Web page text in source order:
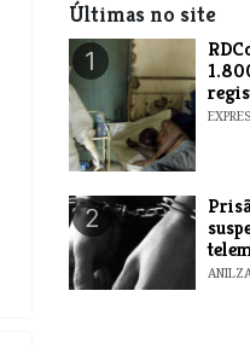
Últimas no site
1
2